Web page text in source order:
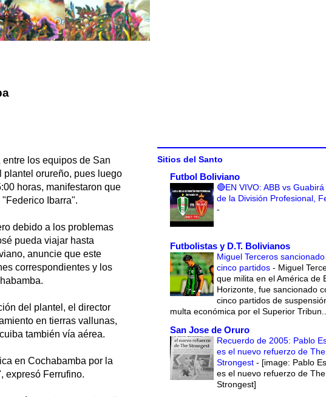
los equipos de San
plantel orureño, pues luego
horas, manifestaron que
Ibarra".
debido a los problemas
pueda viajar hasta
anuncie que este
correspondientes y los
del plantel, el director
en tierras vallunas,
también vía aérea.
en Cochabamba por la
expresó Ferrufino.
Sitios del Santo
Futbol Boliviano
🔴EN VIVO: ABB vs
de la División Profesional,
-
Futbolistas y D.T. Bolivianos
Miguel Terceros
cinco partidos - Miguel
que milita en el América de
Horizonte, fue sancionado
cinco partidos de
multa económica por el Superior
San Jose de Oruro
Recuerdo de 2005: Pablo
es el nuevo refuerzo de The
Strongest - [image: Pablo
es el nuevo refuerzo de The
Strongest]